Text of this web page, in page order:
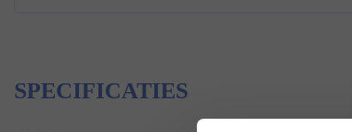
SPECIFICATIES